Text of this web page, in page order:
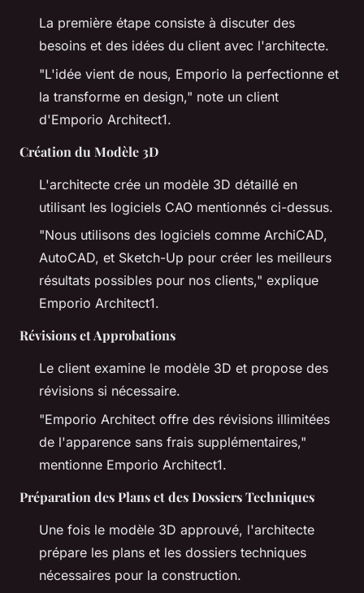
La première étape consiste à discuter des
besoins et des idées du client avec l'architecte.
"L'idée vient de nous, Emporio la perfectionne et
la transforme en design," note un client
d'Emporio Architect1.
Création du Modèle 3D
L'architecte crée un modèle 3D détaillé en
utilisant les logiciels CAO mentionnés ci-dessus.
"Nous utilisons des logiciels comme ArchiCAD,
AutoCAD, et Sketch-Up pour créer les meilleurs
résultats possibles pour nos clients," explique
Emporio Architect1.
Révisions et Approbations
Le client examine le modèle 3D et propose des
révisions si nécessaire.
"Emporio Architect offre des révisions illimitées
de l'apparence sans frais supplémentaires,"
mentionne Emporio Architect1.
Préparation des Plans et des Dossiers Techniques
Une fois le modèle 3D approuvé, l'architecte
prépare les plans et les dossiers techniques
nécessaires pour la construction.